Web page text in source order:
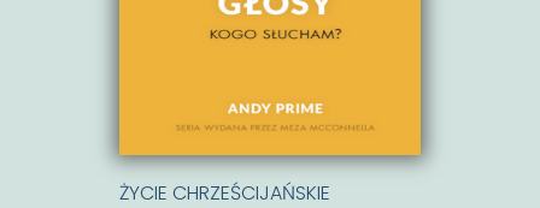
ŻYCIE CHRZEŚCIJAŃSKIE